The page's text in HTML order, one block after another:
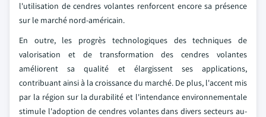
l'utilisation de cendres volantes renforcent encore sa présence
sur le marché nord-américain.
En outre, les progrès technologiques des techniques de
valorisation et de transformation des cendres volantes
améliorent sa qualité et élargissent ses applications,
contribuant ainsi à la croissance du marché. De plus, l'accent mis
par la région sur la durabilité et l'intendance environnementale
stimule l'adoption de cendres volantes dans divers secteurs au-